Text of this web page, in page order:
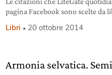
pagina Facebook sono scelte
Libri 20 ottobre 2014
Armonia selvatica.